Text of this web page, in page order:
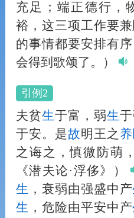
充足；端正德行，
裕，这三项工作要
的事情都要安排有
会得到歌颂了。）
引例2
夫贫生于富，弱生
于安。是故明王之
之诲之，慎微防萌
《潜夫论·浮侈》）
生 ，衰弱由强盛中产
生 ，危险由平安中产